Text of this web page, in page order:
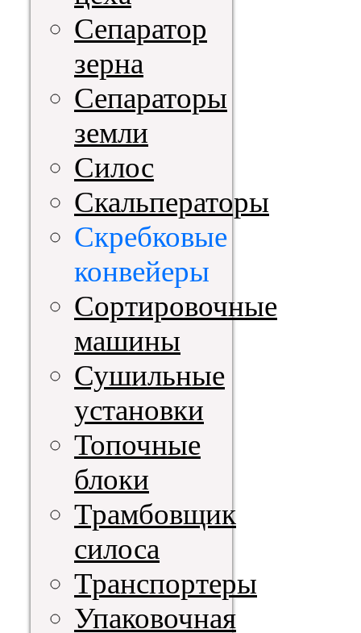
Сепаратор
зерна
Сепараторы
земли
Силос
Скальператоры
Скребковые
конвейеры
Сортировочные
машины
Сушильные
установки
Топочные
блоки
Трамбовщик
силоса
Транспортеры
Упаковочная